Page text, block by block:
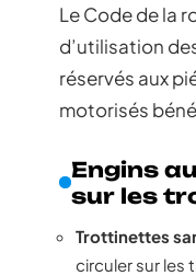
Le Code de la
d’utilisation
réservés aux
motorisés
Engins
sur les
Trottinettes
circuler sur les